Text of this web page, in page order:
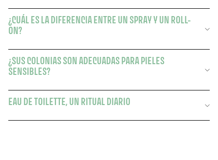
¿CUÁL ES LA DIFERENCIA ENTRE UN SPRAY Y UN ROLL-
ON?
¿SUS COLONIAS SON ADECUADAS PARA PIELES
SENSIBLES?
EAU DE TOILETTE, UN RITUAL DIARIO